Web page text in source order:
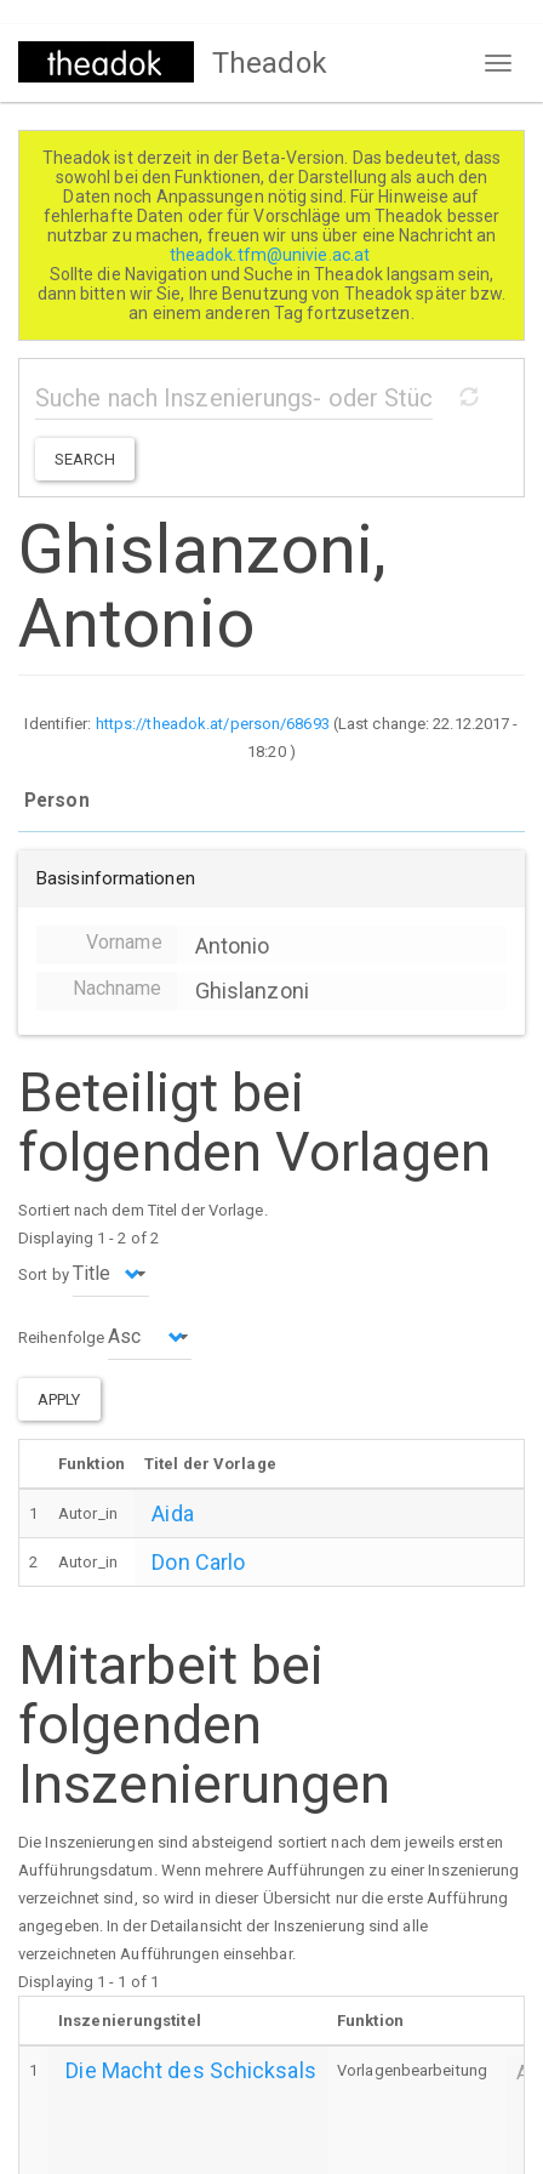
Direkt
Theadok
Theadok ist derzeit in der Beta-Version. Das bedeutet, dass
sowohl bei den Funktionen, der Darstellung als auch den
Daten noch Anpassungen nötig sind. Für Hinweise auf
fehlerhafte Daten oder für Vorschläge um Theadok besser
nutzbar zu machen, freuen wir uns über eine Nachricht an
theadok.tfm@univie.ac.at
Sollte die Navigation und Suche in Theadok langsam sein,
dann bitten wir Sie, Ihre Benutzung von Theadok später bzw.
an einem anderen Tag fortzusetzen.
SEARCH
Ghislanzoni,
Antonio
Identifier: https://theadok.at/person/68693 (Last change:22.12.2017 -
18:20)
Person
Basisinformationen
Vorname Antonio
Nachname Ghislanzoni
Beteiligt bei
folgenden Vorlagen
Sortiert nach dem Titel der Vorlage.
Displaying 1 - 2 of 2
Sort by
Reihenfolge
APPLY
Funktion Titel der Vorlage
1 Autor_in Aida
2 Autor_in Don Carlo
Mitarbeit bei
folgenden
Inszenierungen
Die Inszenierungen sind absteigend sortiert nach dem jeweils ersten
Aufführungsdatum. Wenn mehrere Aufführungen zu einer Inszenierung
verzeichnet sind, so wird in dieser Übersicht nur die erste Aufführung
angegeben. In der Detailansicht der Inszenierung sind alle
verzeichneten Aufführungen einsehbar.
Displaying 1 - 1 of 1
Inszenierungstitel Funktion
1 Die Macht des Schicksals Vorlagenbearbeitung